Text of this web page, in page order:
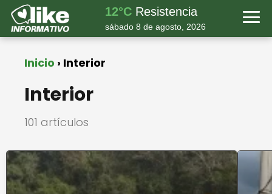
12°C Resistencia
sábado 8 de agosto, 2026
Inicio Interior
Interior
101 artículos